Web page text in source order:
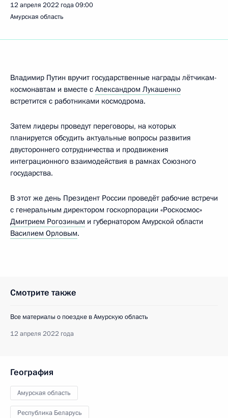
12 апреля 2022 года09:00
Амурская область
Владимир Путин вручит государственные награды лётчикам-
космонавтам и вместе с Александром Лукашенко
встретится с работниками космодрома.
Затем лидеры проведут переговоры, на которых
планируется обсудить актуальные вопросы развития
двустороннего сотрудничества и продвижения
интеграционного взаимодействия в рамках Союзного
государства.
В этот же день Президент России проведёт рабочие встречи
с генеральным директором госкорпорации «Роскосмос»
Дмитрием Рогозиным и губернатором Амурской области
Василием Орловым.
Смотрите также
Все материалы о поездке в Амурскую область
12 апреля 2022 года
География
Амурская область
Республика Беларусь